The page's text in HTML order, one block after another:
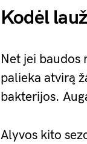
Kodėl
Net jei baudos
palieka atvirą
bakterijos.
Alyvos kito